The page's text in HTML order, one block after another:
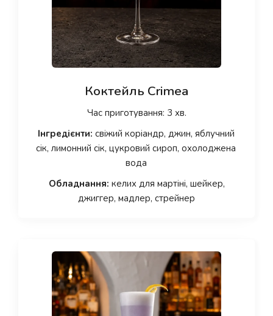
Коктейль Crimea
Час приготування: 3 хв.
Інгредієнти: свіжий коріандр, джин, яблучний
сік, лимонний сік, цукровий сироп, охолоджена
вода
Обладнання: келих для мартіні, шейкер,
джиггер, мадлер, стрейнер